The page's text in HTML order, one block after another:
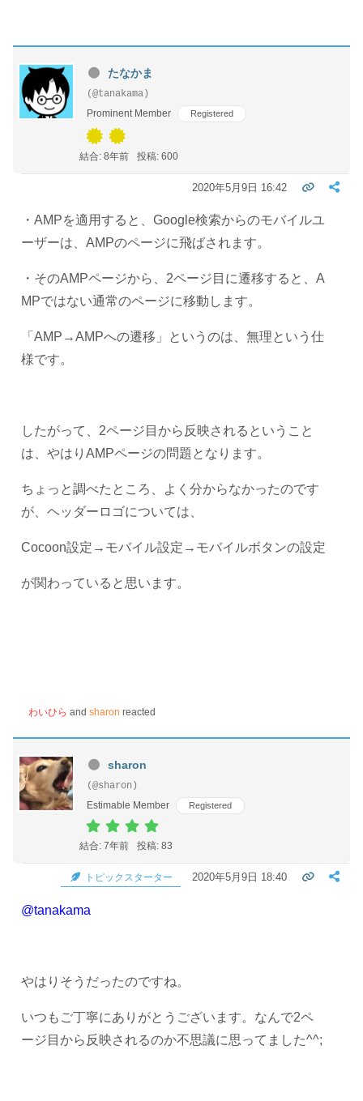
たなかま
(@tanakama)
Prominent Member
Registered
結合: 8年前 投稿: 600
2020年5月9日 16:42
・AMPを適用すると、Google検索からのモバイルユ
ーザーは、AMPのページに飛ばされます。
・そのAMPページから、2ページ目に遷移すると、A
MPではない通常のページに移動します。
「AMP→AMPへの遷移」というのは、無理という仕
様です。
したがって、2ページ目から反映されるということ
は、やはりAMPページの問題となります。
ちょっと調べたところ、よく分からなかったのです
が、ヘッダーロゴについては、
Cocoon設定→モバイル設定→モバイルボタンの設定
が関わっていると思います。
わいひら and sharon reacted
sharon
(@sharon)
Estimable Member
Registered
結合: 7年前 投稿: 83
トピックスターター 2020年5月9日 18:40
@tanakama
やはりそうだったのですね。
いつもご丁寧にありがとうございます。なんで2ペ
ージ目から反映されるのか不思議に思ってました^^;